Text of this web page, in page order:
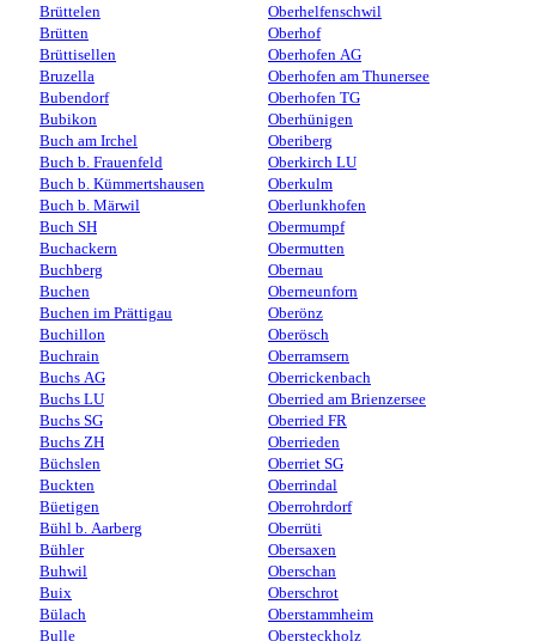
Brüttelen
Brütten
Brüttisellen
Bruzella
Bubendorf
Bubikon
Buch am Irchel
Buch b. Frauenfeld
Buch b. Kümmertshausen
Buch b. Märwil
Buch SH
Buchackern
Buchberg
Buchen
Buchen im Prättigau
Buchillon
Buchrain
Buchs AG
Buchs LU
Buchs SG
Buchs ZH
Büchslen
Buckten
Büetigen
Bühl b. Aarberg
Bühler
Buhwil
Buix
Bülach
Bulle
Oberhelfenschwil
Oberhof
Oberhofen AG
Oberhofen am Thunersee
Oberhofen TG
Oberhünigen
Oberiberg
Oberkirch LU
Oberkulm
Oberlunkhofen
Obermumpf
Obermutten
Obernau
Oberneunforn
Oberönz
Oberösch
Oberramsern
Oberrickenbach
Oberried am Brienzersee
Oberried FR
Oberrieden
Oberriet SG
Oberrindal
Oberrohrdorf
Oberrüti
Obersaxen
Oberschan
Oberschrot
Oberstammheim
Obersteckholz